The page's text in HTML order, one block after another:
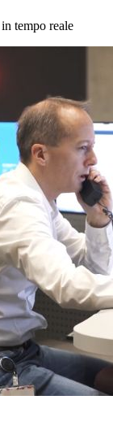
tempo reale